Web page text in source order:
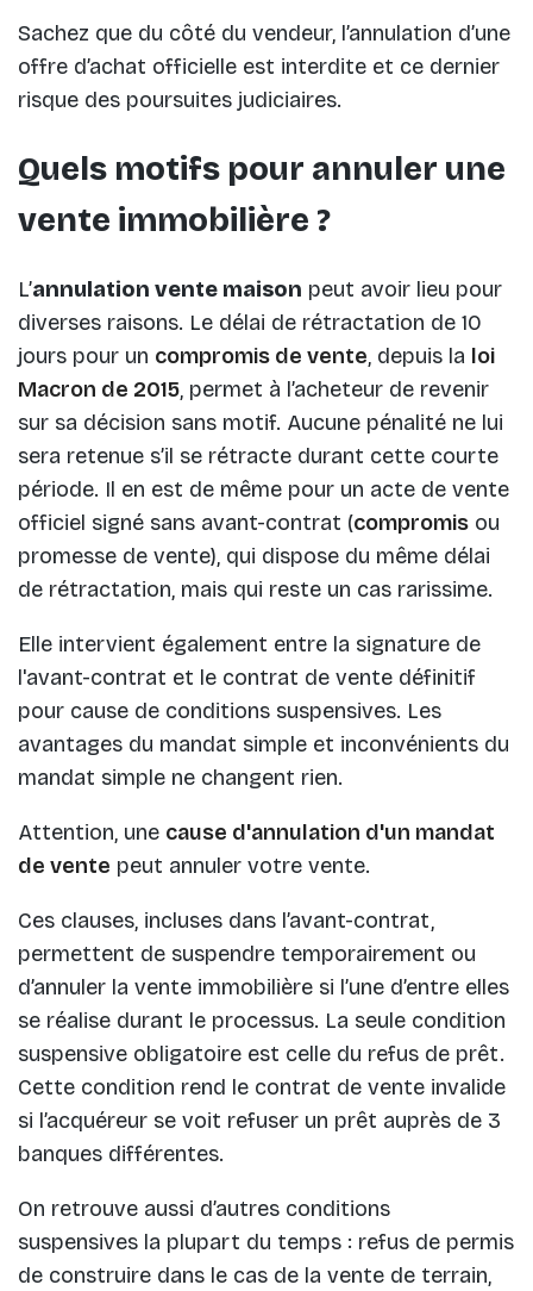
Sachez que du côté du vendeur, l’annulation d’une
offre d’achat officielle est interdite et ce dernier
risque des poursuites judiciaires.
Quels motifs pour annuler une
vente immobilière ?
L’annulation vente maison peut avoir lieu pour
diverses raisons. Le délai de rétractation de 10
jours pour un compromis de vente, depuis la loi
Macron de 2015, permet à l’acheteur de revenir
sur sa décision sans motif. Aucune pénalité ne lui
sera retenue s’il se rétracte durant cette courte
période. Il en est de même pour un acte de vente
officiel signé sans avant-contrat (compromis ou
promesse de vente), qui dispose du même délai
de rétractation, mais qui reste un cas rarissime.
Elle intervient également entre la signature de
l'avant-contrat et le contrat de vente définitif
pour cause de conditions suspensives. Les
avantages du mandat simple et inconvénients du
mandat simple ne changent rien.
Attention, une cause d'annulation d'un mandat
de vente peut annuler votre vente.
Ces clauses, incluses dans l’avant-contrat,
permettent de suspendre temporairement ou
d’annuler la vente immobilière si l’une d’entre elles
se réalise durant le processus. La seule condition
suspensive obligatoire est celle du refus de prêt.
Cette condition rend le contrat de vente invalide
si l’acquéreur se voit refuser un prêt auprès de 3
banques différentes.
On retrouve aussi d’autres conditions
suspensives la plupart du temps : refus de permis
de construire dans le cas de la vente de terrain,